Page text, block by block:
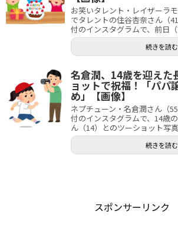
お笑いタレント・レイザーラ
でタレントの住谷杏奈さん（
付のインスタグラムで、前日
続きを読む
名倉潤、14歳を迎えた
ョットで祝福！「パパ
め」【画像】
ネプチューン・名倉潤さん（
付のインスタグラムで、14歳
ん（14）とのツーショット写
続きを読む
スポンサーリンク